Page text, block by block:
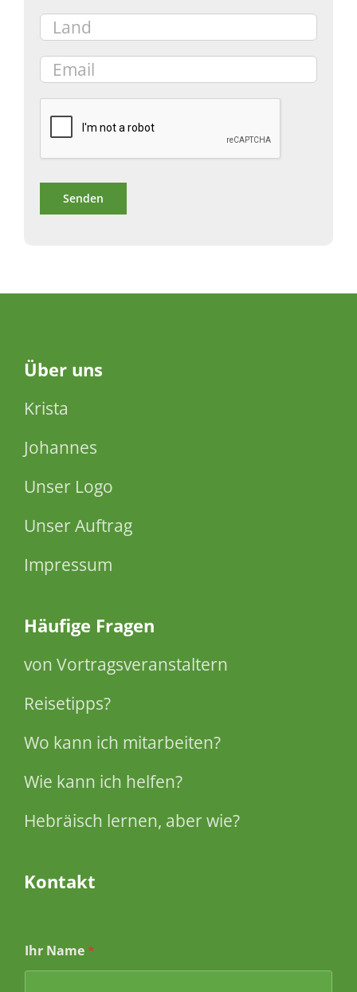
Über uns
Krista
Johannes
Unser Logo
Unser Auftrag
Impressum
Häufige Fragen
von Vortragsveranstaltern
Reisetipps?
Wo kann ich mitarbeiten?
Wie kann ich helfen?
Hebräisch lernen, aber wie?
Kontakt
Ihr Name *